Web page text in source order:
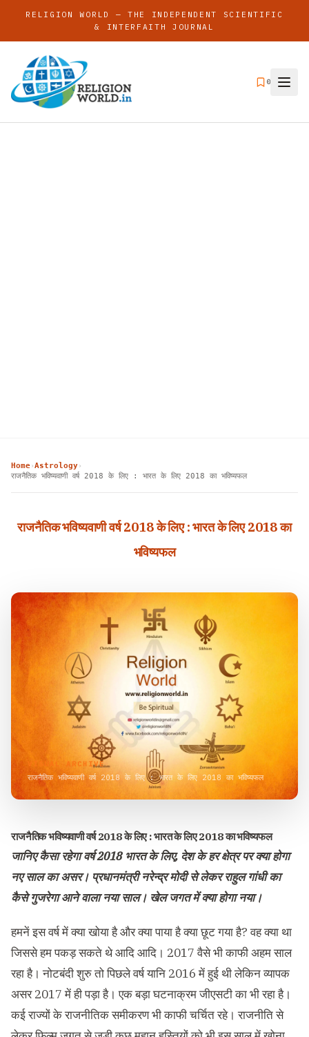
RELIGION WORLD — THE INDEPENDENT SCIENTIFIC
& INTERFAITH JOURNAL
0
Home›Astrology›
राजनैतिक भविष्यवाणी वर्ष 2018 के लिए : भारत के लिए 2018 का भविष्यफल
राजनैतिक भविष्यवाणी वर्ष 2018 के लिए : भारत के लिए 2018 का
भविष्यफल
VISUAL ARCHIVE
राजनैतिक भविष्यवाणी वर्ष 2018 के लिए : भारत के लिए 2018 का भविष्यफल
राजनैतिक भविष्यवाणी वर्ष 2018 के लिए : भारत के लिए 2018 का भविष्यफल
जानिए कैसा रहेगा वर्ष 2018 भारत के लिए, देश के हर क्षेत्र पर क्या होगा
नए साल का असर। प्रधानमंत्री नरेन्द्र मोदी से लेकर राहुल गांधी का
कैसे गुजरेगा आने वाला नया साल। खेल जगत में क्या होगा नया।
हमनें इस वर्ष में क्या खोया है और क्या पाया है क्या छूट गया है? वह क्या था
जिससे हम पकड़ सकते थे आदि आदि। 2017 वैसे भी काफी अहम साल
रहा है। नोटबंदी शुरु तो पिछले वर्ष यानि 2016 में हुई थी लेकिन व्यापक
असर 2017 में ही पड़ा है। एक बड़ा घटनाक्रम जीएसटी का भी रहा है।
कई राज्यों के राजनीतिक समीकरण भी काफी चर्चित रहे। राजनीति से